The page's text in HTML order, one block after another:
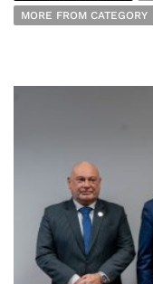
MORE FROM CATEGORY